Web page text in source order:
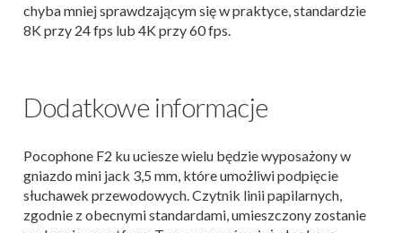
chyba mniej sprawdzającym się w praktyce, standardzie
8K przy 24 fps lub 4K przy 60 fps.
Dodatkowe informacje
Pocophone F2 ku uciesze wielu będzie wyposażony w
gniazdo mini jack 3,5 mm, które umożliwi podpięcie
słuchawek przewodowych. Czytnik linii papilarnych,
zgodnie z obecnymi standardami, umieszczony zostanie